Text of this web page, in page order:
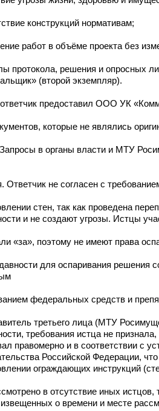
конструкций нормативам;
работ в объёме проекта без
протокола, решения и опросных
(второй экземпляр).
ответчик предоставил ООО УК
которые не являлись
в органы власти и МТУ
Ответчик не согласен с
стен, так как проведена
и не создают угрозы. Истцы
«за», поэтому не имеют права
для оспаривания
федеральных средств и
третьего лица (МТУ
требования истца не
правомерно и в соответствии с
Российской Федерации,
ограждающих инструкций
в отсутствие иных
о времени и месте